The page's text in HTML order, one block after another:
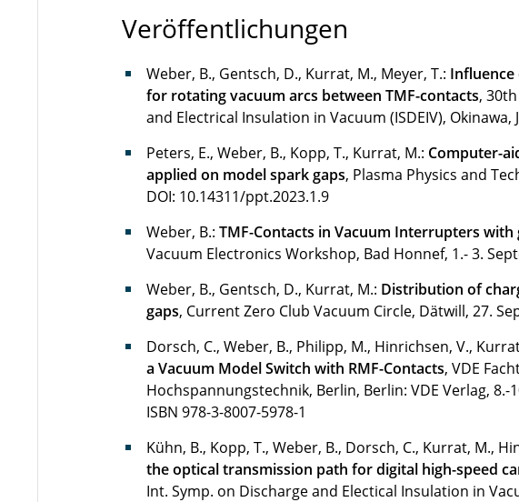
Veröffentlichungen
Weber, B., Gentsch, D., Kurrat, M., Meyer, T.: Influence
for rotating vacuum arcs between TMF-contacts,
and Electrical Insulation in Vacuum (ISDEIV), Okinawa,
Peters, E., Weber, B., Kopp, T., Kurrat, M.: Computer-
applied on model spark gaps, Plasma Physics and
DOI: 10.14311/ppt.2023.1.9
Weber, B.:TMF-Contacts in Vacuum Interrupters with
Vacuum Electronics Workshop, Bad Honnef, 1.- 3.
Weber, B., Gentsch, D., Kurrat, M.: Distribution of
gaps, Current Zero Club Vacuum Circle, Dätwill, 27.
Dorsch, C., Weber, B., Philipp, M., Hinrichsen, V.,
a Vacuum Model Switch with RMF-Contacts, VDE
Hochspannungstechnik, Berlin, Berlin: VDE Verlag, 8.-
ISBN 978-3-8007-5978-1
Kühn, B., Kopp, T., Weber, B., Dorsch, C., Kurrat, M.,
the optical transmission path for digital high-speed
Int. Symp. on Discharge and Electical Insulation in